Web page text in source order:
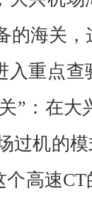
的海关
入重点
”：在
过机的
高速